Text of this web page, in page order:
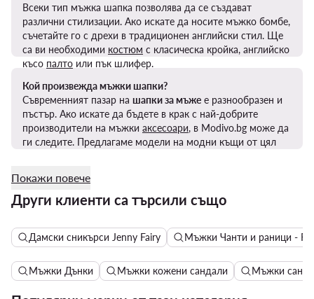
Всеки тип мъжка шапка позволява да се създават
различни стилизации. Ако искате да носите мъжко бомбе,
съчетайте го с дрехи в традиционен английски стил. Ще
са ви необходими костюм с класическа кройка, английско
късо палто или пък шлифер.
Кой произвежда мъжки шапки?
Съвременният пазар на шапки за мъже е разнообразен и
пъстър. Ако искате да бъдете в крак с най-добрите
производители на мъжки аксесоари, в Modivo.bg може да
ги следите. Предлагаме модели на модни къщи от цял
Покажи повече
Други клиенти са търсили също
Дамски сникърси Jenny Fairy Мъжки Чанти и раници -
Мъжки Дънки Мъжки кожени сандали Мъжки